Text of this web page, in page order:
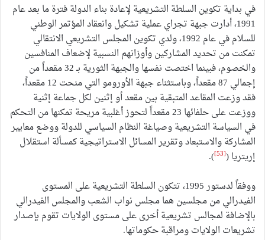
في بداية تكوين السلطة التشريعية لإعادة بناء الدولة فترة ما بعد عام
1991، أدارت جبهة تجراي عملية تشكيل وانعقاد المؤتمر الوطني
للسلام في عام 1992، ولدي تكوين المجلس التشريعي الانتقالي
تمكنت من تحديد المشاركين وأوزانهم النسبية لإضعاف المنافسين
والخصوم، فبينما اختصت نفسها والجبهة الثورية بـ 32 مقعداً من
إجمالي 87 مقعداً، وباستثناء جبهة الأورومو التي منحت 12 مقعداً،
فقد وزعت المقاعد المتبقية بين مقعد أو إثنين لكل جماعة إثنية
ووزعت على حلفائها 23 مقعداً لتحوز أغلبية مريحة تمكنها من التحكم
في السياسة التشريعية وصياغة النظام السياسي للدولة ووضع معايير
المشاركة والاستبعاد وتقرير المسائل الاستراتيجية كمسألة استقلال
إريتريا ([53]
).
ووفقاً لدستور 1995، تتكون السلطة التشريعية على المستوى
الفيدرالي من مجلسين هما مجلس نواب الشعب والمجلس الفيدرالي
بالإضافة لمجالس تشريعية أخرى على مستوى الولايات تقوم بإصدار
تشريعات الولايات ومراقبة حكوماتها.